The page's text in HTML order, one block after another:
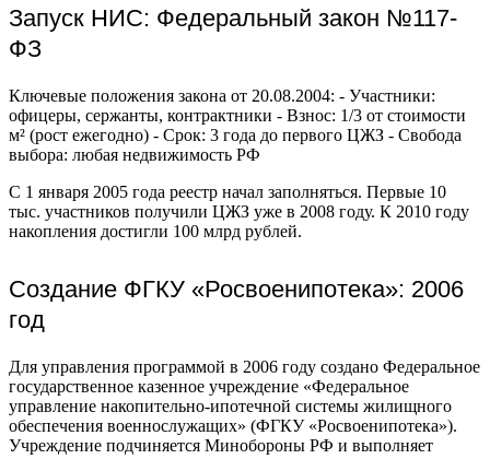
Запуск НИС: Федеральный закон №117-
ФЗ
Ключевые положения закона от 20.08.2004: - Участники:
офицеры, сержанты, контрактники - Взнос: 1/3 от стоимости
м² (рост ежегодно) - Срок: 3 года до первого ЦЖЗ - Свобода
выбора: любая недвижимость РФ
С 1 января 2005 года реестр начал заполняться. Первые 10
тыс. участников получили ЦЖЗ уже в 2008 году. К 2010 году
накопления достигли 100 млрд рублей.
Создание ФГКУ «Росвоенипотека»: 2006
год
Для управления программой в 2006 году создано Федеральное
государственное казенное учреждение «Федеральное
управление накопительно-ипотечной системы жилищного
обеспечения военнослужащих» (ФГКУ «Росвоенипотека»).
Учреждение подчиняется Минобороны РФ и выполняет